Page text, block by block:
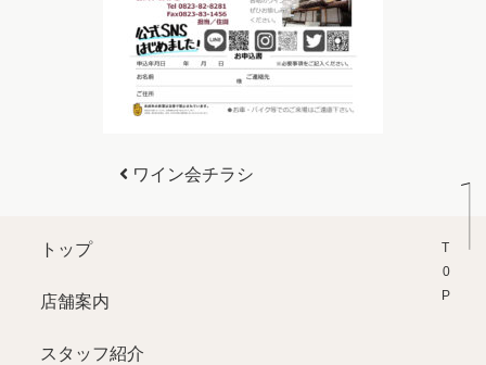
投稿ナビゲーション
ワイン会チラシ
T0P
トップ
店舗案内
スタッフ紹介